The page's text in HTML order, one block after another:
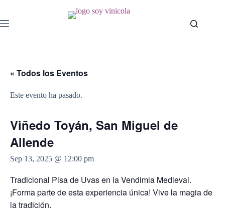
« Todos los Eventos
Este evento ha pasado.
Viñedo Toyán, San Miguel de
Allende
Sep 13, 2025 @ 12:00 pm
Tradicional Pisa de Uvas en la Vendimia Medieval.
¡Forma parte de esta experiencia única! Vive la magia de
la tradición.